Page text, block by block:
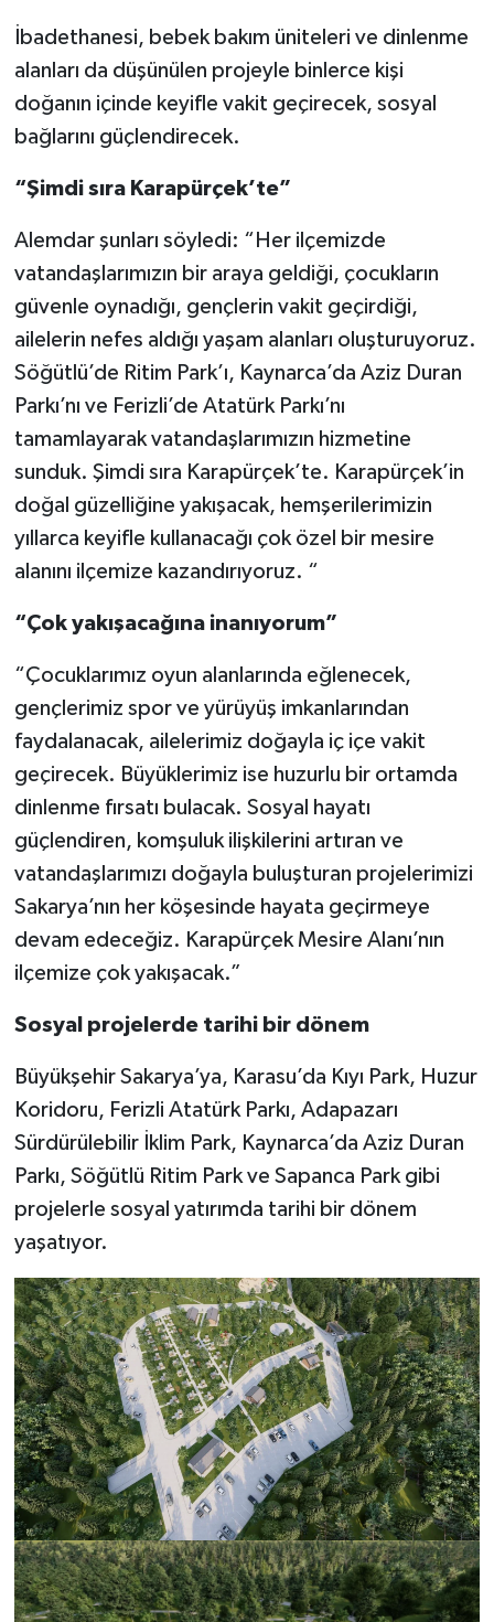
İbadethanesi, bebek bakım üniteleri ve dinlenme
alanları da düşünülen projeyle binlerce kişi
doğanın içinde keyifle vakit geçirecek, sosyal
bağlarını güçlendirecek.
“Şimdi sıra Karapürçek’te”
Alemdar şunları söyledi: “Her ilçemizde
vatandaşlarımızın bir araya geldiği, çocukların
güvenle oynadığı, gençlerin vakit geçirdiği,
ailelerin nefes aldığı yaşam alanları oluşturuyoruz.
Söğütlü’de Ritim Park’ı, Kaynarca’da Aziz Duran
Parkı’nı ve Ferizli’de Atatürk Parkı’nı
tamamlayarak vatandaşlarımızın hizmetine
sunduk. Şimdi sıra Karapürçek’te. Karapürçek’in
doğal güzelliğine yakışacak, hemşerilerimizin
yıllarca keyifle kullanacağı çok özel bir mesire
alanını ilçemize kazandırıyoruz. “
“Çok yakışacağına inanıyorum”
“Çocuklarımız oyun alanlarında eğlenecek,
gençlerimiz spor ve yürüyüş imkanlarından
faydalanacak, ailelerimiz doğayla iç içe vakit
geçirecek. Büyüklerimiz ise huzurlu bir ortamda
dinlenme fırsatı bulacak. Sosyal hayatı
güçlendiren, komşuluk ilişkilerini artıran ve
vatandaşlarımızı doğayla buluşturan projelerimizi
Sakarya’nın her köşesinde hayata geçirmeye
devam edeceğiz. Karapürçek Mesire Alanı’nın
ilçemize çok yakışacak.”
Sosyal projelerde tarihi bir dönem
Büyükşehir Sakarya’ya, Karasu’da Kıyı Park, Huzur
Koridoru, Ferizli Atatürk Parkı, Adapazarı
Sürdürülebilir İklim Park, Kaynarca’da Aziz Duran
Parkı, Söğütlü Ritim Park ve Sapanca Park gibi
projelerle sosyal yatırımda tarihi bir dönem
yaşatıyor.